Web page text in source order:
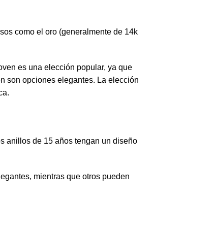
como el oro (generalmente de 14k
es una elección popular, ya que
son opciones elegantes. La elección
anillos de 15 años tengan un diseño
mientras que otros pueden